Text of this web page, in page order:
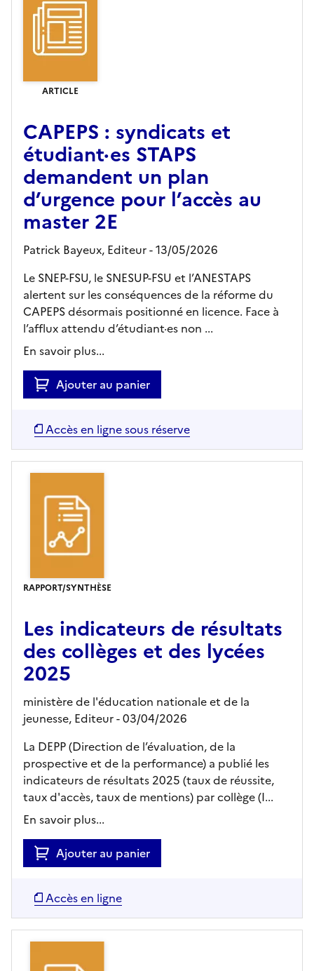
ARTICLE
CAPEPS : syndicats et
étudiant·es STAPS
demandent un plan
d’urgence pour l’accès au
master 2E
Patrick Bayeux, Editeur- 13/05/2026
Le SNEP-FSU, le SNESUP-FSU et l’ANESTAPS
alertent sur les conséquences de la réforme du
CAPEPS désormais positionné en licence. Face à
l’afflux attendu d’étudiant·es non ...
En savoir plus...
Ajouter au panier
Accès en ligne sous réserve
RAPPORT/SYNTHÈSE
Les indicateurs de résultats
des collèges et des lycées
2025
ministère de l'éducation nationale et de la
jeunesse, Editeur- 03/04/2026
La DEPP (Direction de l’évaluation, de la
prospective et de la performance) a publié les
indicateurs de résultats 2025 (taux de réussite,
taux d'accès, taux de mentions) par collège (I...
En savoir plus...
Ajouter au panier
Accès en ligne